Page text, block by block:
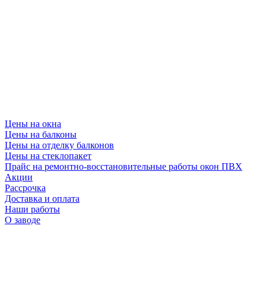
Цены на окна
Цены на балконы
Цены на отделку балконов
Цены на стеклопакет
Прайс на ремонтно-восстановительные работы окон ПВХ
Акции
Рассрочка
Доставка и оплата
Наши работы
О заводе